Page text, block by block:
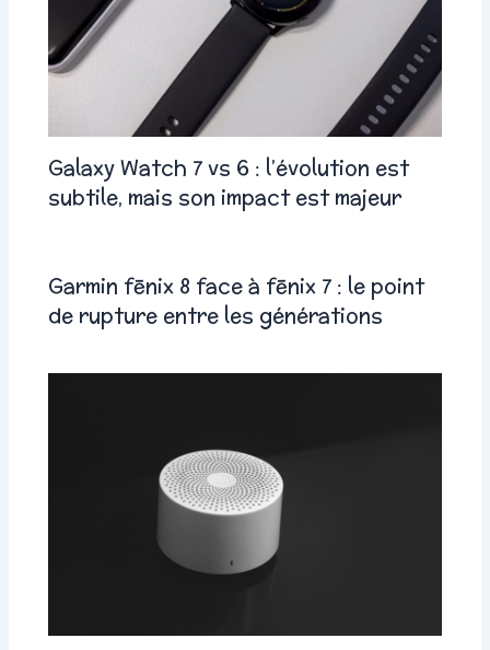
Galaxy Watch 7 vs 6 : l’évolution est
subtile, mais son impact est majeur
Garmin fēnix 8 face à fēnix 7 : le point
de rupture entre les générations